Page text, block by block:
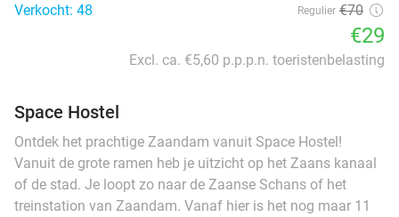
Verkocht: 48
Regulier €70
€29
Excl. ca. €5,60 p.p.p.n. toeristenbelasting
Space Hostel
Ontdek het prachtige Zaandam vanuit Space Hostel!
Vanuit de grote ramen heb je uitzicht op het Zaans kanaal
of de stad. Je loopt zo naar de Zaanse Schans of het
treinstation van Zaandam. Vanaf hier is het nog maar 11